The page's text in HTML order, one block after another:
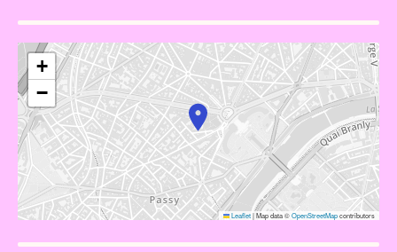
+
−
Leaflet|Map data ©OpenStreetMapcontributors